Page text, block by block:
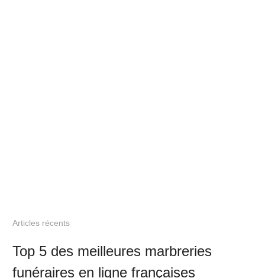
Articles récents
Top 5 des meilleures marbreries
funéraires en ligne françaises